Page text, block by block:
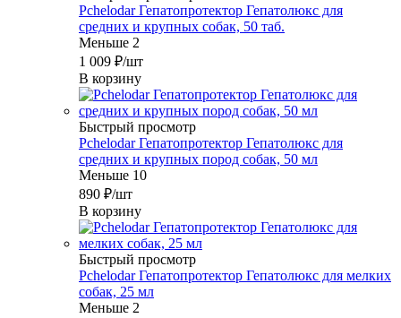
Pchelodar Гепатопротектор Гепатолюкс для
средних и крупных собак, 50 таб.
Меньше 2
1 009 ₽/шт
В корзину
Быстрый просмотр
Pchelodar Гепатопротектор Гепатолюкс для
средних и крупных пород собак, 50 мл
Меньше 10
890 ₽/шт
В корзину
Быстрый просмотр
Pchelodar Гепатопротектор Гепатолюкс для мелких
собак, 25 мл
Меньше 2